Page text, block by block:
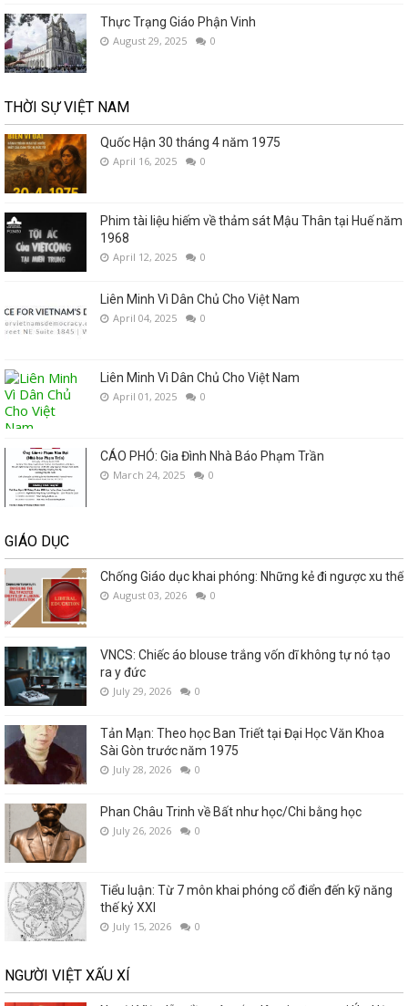
Thực Trạng Giáo Phận Vinh
August 29, 2025 0
THỜI SỰ VIỆT NAM
Quốc Hận 30 tháng 4 năm 1975
April 16, 2025 0
Phim tài liệu hiếm về thảm sát Mậu Thân tại Huế năm
1968
April 12, 2025 0
Liên Minh Vì Dân Chủ Cho Việt Nam
April 04, 2025 0
Liên Minh Vì Dân Chủ Cho Việt Nam
April 01, 2025 0
CÁO PHÓ: Gia Đình Nhà Báo Phạm Trần
March 24, 2025 0
GIÁO DỤC
Chống Giáo dục khai phóng: Những kẻ đi ngược xu thế
August 03, 2026 0
VNCS: Chiếc áo blouse trắng vốn dĩ không tự nó tạo
ra y đức
July 29, 2026 0
Tản Mạn: Theo học Ban Triết tại Đại Học Văn Khoa
Sài Gòn trước năm 1975
July 28, 2026 0
Phan Châu Trinh về Bất như học/Chi bằng học
July 26, 2026 0
Tiểu luận: Từ 7 môn khai phóng cổ điển đến kỹ năng
thế kỷ XXI
July 15, 2026 0
NGƯỜI VIỆT XẤU XÍ